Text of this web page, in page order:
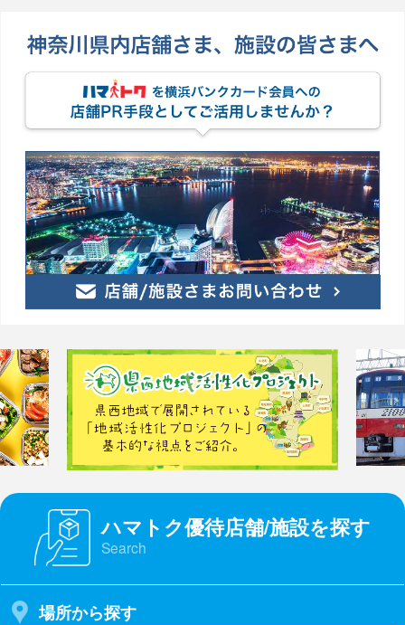
ハマトク優待店舗/施設を探す
Search
場所から探す